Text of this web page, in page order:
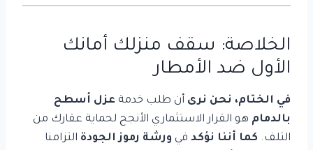
الخلاصة: سقف منزلك أمانك
الأول ضد الأمطار
في الختام، نحن نرى أن طلب خدمة عزل أسطح
بالدمام هو القرار الاستثماري الأنجح لحماية عقارك من
التلف. كما أننا نؤكد في ورشة رموز الجودة التزامنا